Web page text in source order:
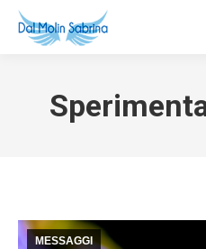
MESSAGGI